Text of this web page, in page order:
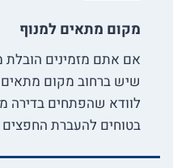
מקום מתאים למנוף
אם אתם מזמינים הובלת
שיש ברחוב מקום מתאים
לוודא שהפתחים בדירה
בטוחים להעברת